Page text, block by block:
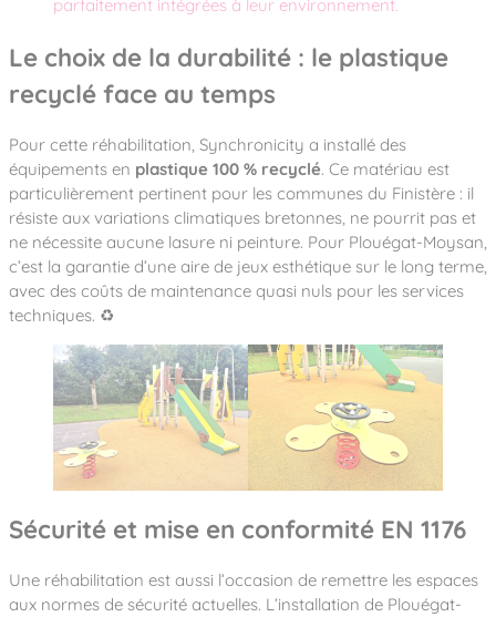
parfaitement intégrées à leur environnement.
Le choix de la durabilité : le plastique
recyclé face au temps
Pour cette réhabilitation, Synchronicity a installé des
équipements en plastique 100 % recyclé. Ce matériau est
particulièrement pertinent pour les communes du Finistère : il
résiste aux variations climatiques bretonnes, ne pourrit pas et
ne nécessite aucune lasure ni peinture. Pour Plouégat-Moysan,
c’est la garantie d’une aire de jeux esthétique sur le long terme,
avec des coûts de maintenance quasi nuls pour les services
techniques. ♻️
Sécurité et mise en conformité EN 1176
Une réhabilitation est aussi l’occasion de remettre les espaces
aux normes de sécurité actuelles. L’installation de Plouégat-